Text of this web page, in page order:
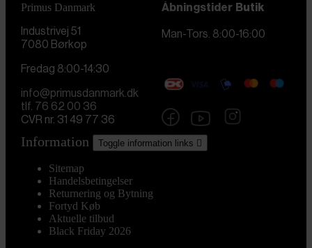
Primus Danmark
Industrivej 51
7080 Børkop
Åbningstider Butik
Man-Tors. 8:00-16:00
Fredag 8:00-14:30
info@primusdanmark.dk
tlf. 76 62 00 36
CVR nr. 31 49 77 36
Information Toggle information links 
Sitemap
Handelsbetingelser
Returnering og Bytning
Fortyd Køb
Aktuelle tilbud
Black Friday 2026